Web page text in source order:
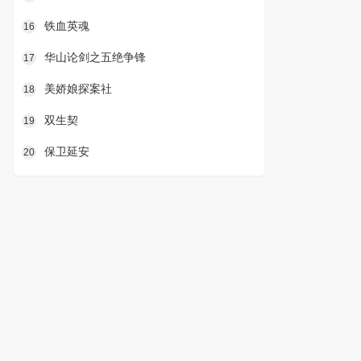
16 铁血英魂
17 华山论剑之五绝争锋
18 美娇娘探案社
19 双生契
20 保卫延安